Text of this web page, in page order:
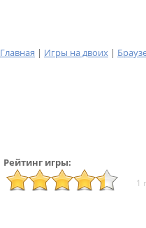
Главная | Игры на двоих |
Рейтинг игры:
1